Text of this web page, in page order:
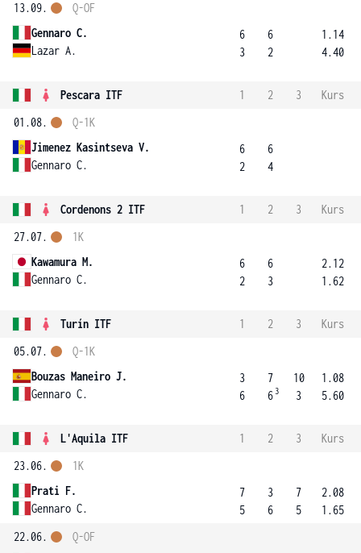
13.09.
Gennaro C.
Lazar A.
Q-OF
6
3
6
2
1.14
4.40
Pescara ITF 1 2 3
Kurs
01.08.
Jimenez Kasintseva V.
Gennaro C.
Q-1K
6
2
6
4
Cordenons 2 ITF 1 2 3
Kurs
27.07.
Kawamura M.
Gennaro C.
1K
6
2
6
3
2.12
1.62
Turín ITF 1 2 3
Kurs
05.07.
Bouzas Maneiro J.
Gennaro C.
Q-1K
3
6
7
6 3
10
3
1.08
5.60
L'Aquila ITF 1 2 3
Kurs
23.06.
Prati F.
Gennaro C.
1K
7
5
3
6
7
5
2.08
1.65
22.06.
Q-OF